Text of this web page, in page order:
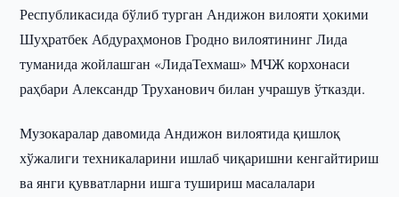
Республикасида бўлиб турган Андижон вилояти ҳокими
Шуҳратбек Абдураҳмонов Гродно вилоятининг Лида
туманида жойлашган «ЛидаТехмаш» МЧЖ корхонаси
раҳбари Александр Труханович билан учрашув ўтказди.
Музокаралар давомида Андижон вилоятида қишлоқ
хўжалиги техникаларини ишлаб чиқаришни кенгайтириш
ва янги қувватларни ишга тушириш масалалари